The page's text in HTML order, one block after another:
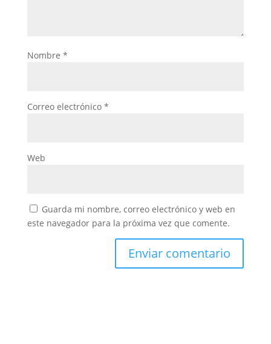
Nombre *
Correo electrónico *
Web
Guarda mi nombre, correo electrónico y web en
este navegador para la próxima vez que comente.